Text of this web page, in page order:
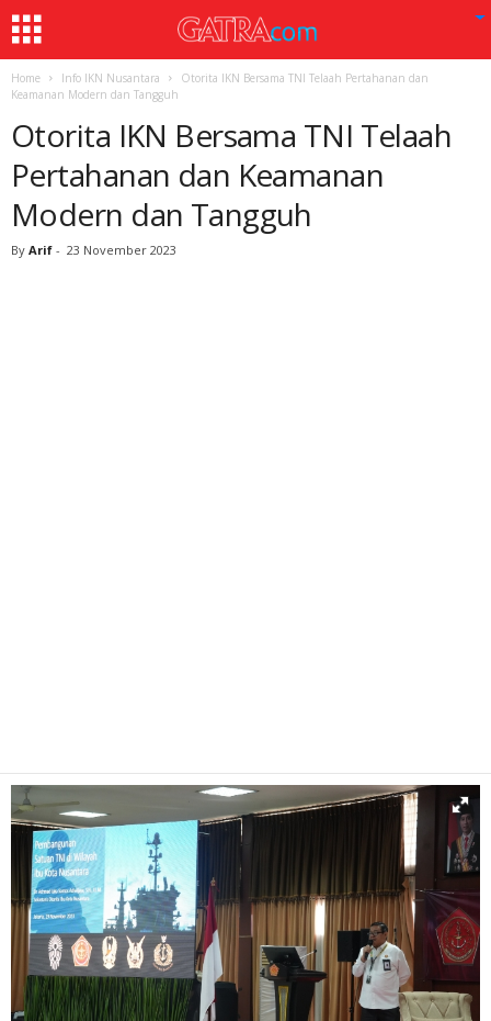
Home Info IKN Nusantara
Otorita IKN Bersama TNI Telaah Pertahanan dan
Keamanan Modern dan Tangguh
Otorita IKN Bersama TNI Telaah
Pertahanan dan Keamanan
Modern dan Tangguh
By Arif - 23 November 2023